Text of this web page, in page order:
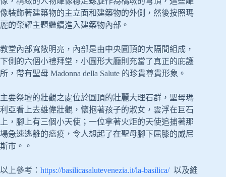
像裝飾著建築物的主立面和建築物的外側，然後按照瑪
麗的榮耀主題繼續進入建築物內部。
教堂內部寬敞明亮，內部是由中央圓頂的大隔間組成，
下側的六個小禮拜堂，小圓形大廳則充當了真正的庇護
所，帶有聖母 Madonna della Salute 的珍貴尊貴形象。
主要祭壇的壯觀之處位於圓頂的壯麗大理石群，聖母瑪
利亞看上去雄偉壯觀，懷抱著孩子的淑女，雲浮在巨石
上，腳上有三個小天使；一位拿著火炬的天使追捕著那
場急速逃離的瘟疫，令人想起了在聖母腳下屈膝的威尼
斯市。。
以上參考： https://basilicasalutevenezia.it/la-basilica/以及維